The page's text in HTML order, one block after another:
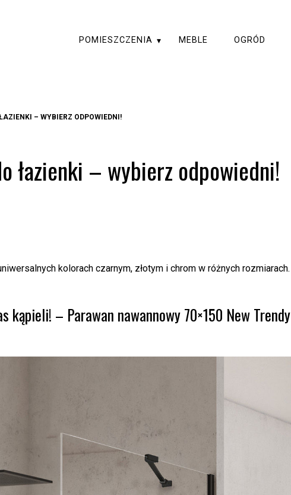
POMIESZCZENIA MEBLE OGRÓD
– WYBIERZ ODPOWIEDNI!
łazienki – wybierz odpowiedni!
kolorach czarnym, złotym i chrom w różnych rozmiarach.
kąpieli! – Parawan nawannowy 70×150 New Trendy